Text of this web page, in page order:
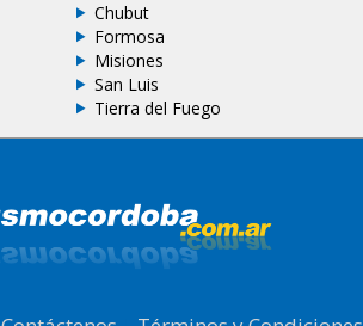
Chubut
Formosa
Misiones
San Luis
Tierra del Fuego